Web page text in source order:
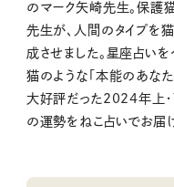
のマーク矢崎先生。保護
先生が、人間のタイプを
成させました。星座占い
猫のような「本能のあなた
大好評だった2024年上
の運勢をねこ占いでお届け